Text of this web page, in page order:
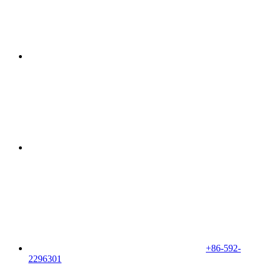
+86-592-
2296301